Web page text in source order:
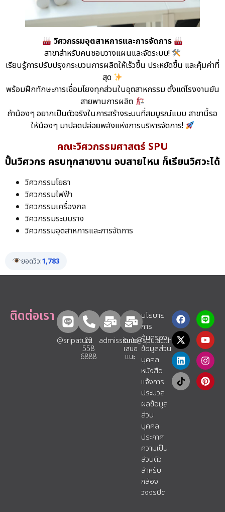
วิศวกรรมอุตสาหการและการจัดการ
สาขาสำหรับคนชอบวางแผนและจัดระบบ!
เรียนรู้การปรับปรุงกระบวนการผลิตให้เร็วขึ้น ประหยัดขึ้น และคุ้มค่าที่
สุด
พร้อมฝึกทักษะการเชื่อมโยงทุกส่วนในอุตสาหกรรม ตั้งแต่โรงงานยัน
สายพานการผลิต
ถ้าน้องๆ อยากเป็นตัวจริงในการสร้างระบบที่สมบูรณ์แบบ สาขานี้รอ
ให้น้องๆ มาปลดปล่อยพลังแห่งการบริหารจัดการ!
คณะวิศวกรรมศาสตร์ SPU
ปั้นวิศวกร ครบทุกสายงาน จบสายไหน ก็เรียนวิศวะได้
วิศวกรรมโยธา
วิศวกรรมไฟฟ้า
วิศวกรรมเครื่องกล
วิศวกรรมระบบราง
วิศวกรรมอุตสาหการและการจัดการ
ยอดวิว:1,783
ติดต่อเรา
@sripatum
02
558
6888
admissions@spu.ac.th
รับข้อ
เสนอ
แนะ​
นโยบาย
การ
คุ้มครอง
ข้อมูลส่วน
บุคคล
หนังสือ
แจ้งการ
ประมวล
ผลข้อมูล
ส่วน
บุคคล
ประกาศ
ความเป็น
ส่วนตัว
สำหรับ
กล้อง
วงจรปิด